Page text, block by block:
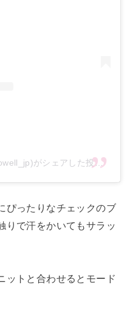
Margaret Howell(@margarethowell_jp)がシェアした投稿
ぴったりなチェックのブ
りで汗をかいてもサラッ
ットと合わせるとモード